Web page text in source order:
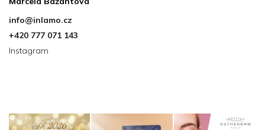
info@inlamo.cz
+420 777 071 143
Instagram